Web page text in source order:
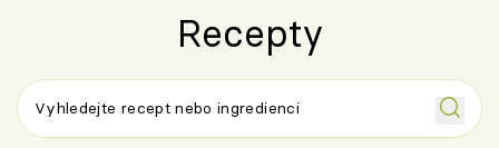
Recepty